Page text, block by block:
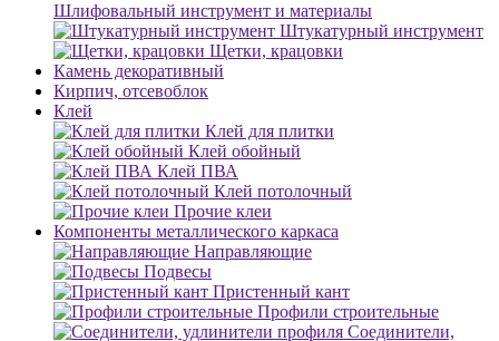
Шлифовальный инструмент и материалы
Штукатурный инструмент
Щетки, крацовки
Камень декоративный
Кирпич, отсевоблок
Клей
Клей для плитки
Клей обойный
Клей ПВА
Клей потолочный
Прочие клеи
Компоненты металлического каркаса
Направляющие
Подвесы
Пристенный кант
Профили строительные
Соединители,